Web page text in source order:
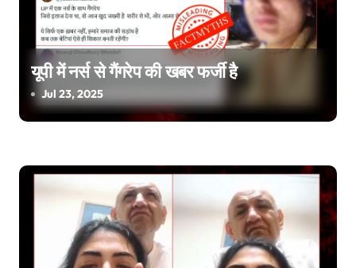
यूपी में नर्स से गैंगरेप की खबर फर्जी है
Jul 23, 2025